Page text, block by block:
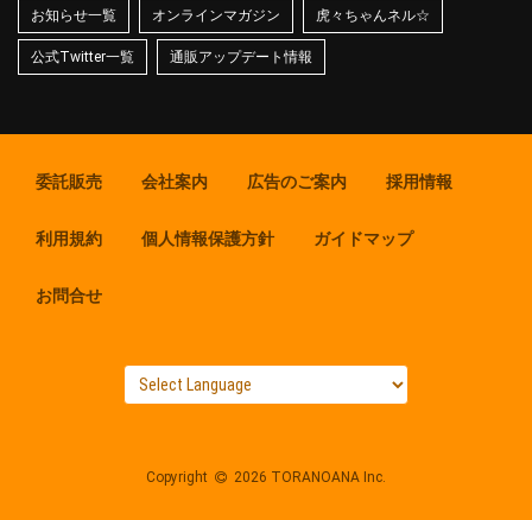
お知らせ一覧 オンラインマガジン 虎々ちゃんネル☆
公式Twitter一覧 通販アップデート情報
委託販売 会社案内 広告のご案内 採用情報
利用規約 個人情報保護方針 ガイドマップ
お問合せ
Copyright 2026 TORANOANA Inc.